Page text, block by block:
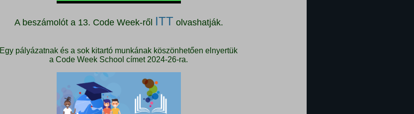
A beszámolót a 13. Code Week-ről ITT olvashatják.
Egy pályázatnak és a sok kitartó munkának köszönhetően elnyertük
a Code Week School címet 2024-26-ra.